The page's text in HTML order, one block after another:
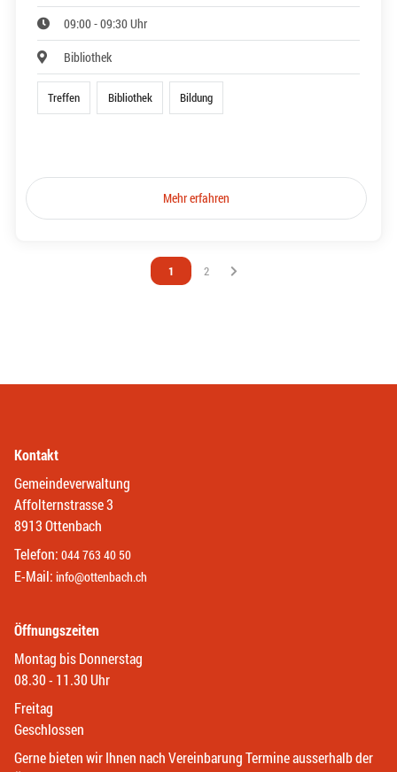
09:00 - 09:30 Uhr
Bibliothek
Treffen Bibliothek Bildung
Mehr erfahren
Vous êtes sur la page
1 Vous êtes sur la page
2
Kontakt
Gemeindeverwaltung
Affolternstrasse 3
8913 Ottenbach
Telefon: 044 763 40 50
E-Mail: info@ottenbach.ch
Öffnungszeiten
Montag bis Donnerstag
08.30 - 11.30 Uhr
Freitag
Geschlossen
Gerne bieten wir Ihnen nach Vereinbarung Termine ausserhalb der